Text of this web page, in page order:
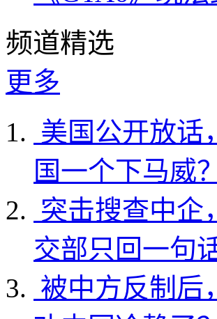
频道精选
更多
美国公开放话
国一个下马威？
突击搜查中企
交部只回一句
被中方反制后